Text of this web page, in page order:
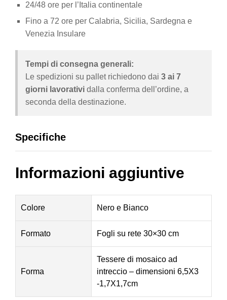
24/48 ore per l’Italia continentale
Fino a 72 ore per Calabria, Sicilia, Sardegna e
Venezia Insulare
Tempi di consegna generali:
Le spedizioni su pallet richiedono dai 3 ai 7
giorni lavorativi dalla conferma dell’ordine, a
seconda della destinazione.
Specifiche
Informazioni aggiuntive
Colore Nero e Bianco
Formato Fogli su rete 30×30 cm
Forma
Tessere di mosaico ad
intreccio – dimensioni 6,5X3
-1,7X1,7cm